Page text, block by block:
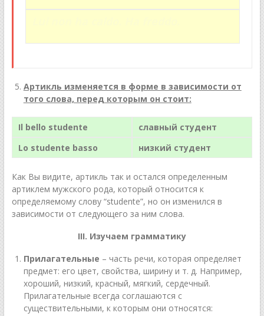
Артикль изменяется в форме в зависимости от
того слова, перед которым он стоит:
Il bello studente
славный студент
Lo studente basso
низкий студент
Как Вы видите, артикль так и остался определенным
артиклем мужского рода, который относится к
определяемому слову “studente”, но он изменился в
зависимости от следующего за ним слова.
III. Изучаем грамматику
Прилагательные – часть речи, которая определяет
предмет: его цвет, свойства, ширину и т. д. Например,
хороший, низкий, красный, мягкий, сердечный.
Прилагательные всегда соглашаются с
существительными, к которым они относятся: